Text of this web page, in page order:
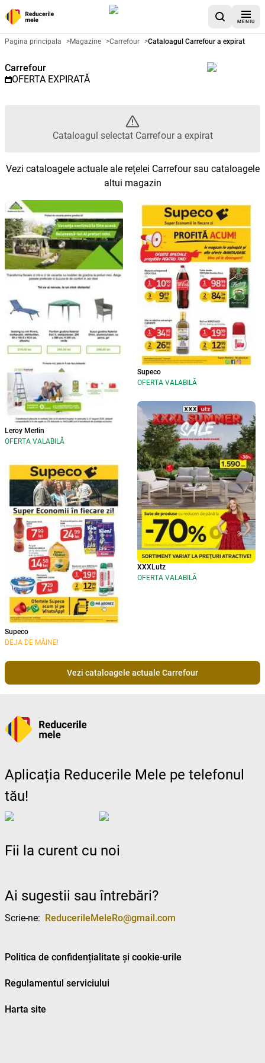
MENIU
Catalog promoțional Carrefour
Pagina principala >Magazine >Carrefour >Cataloagul Carrefour a expirat
Carrefour
OFERTA EXPIRATĂ
Cataloagul selectat Carrefour a expirat
Vezi cataloagele actuale ale rețelei Carrefour sau cataloagele
altui magazin
Leroy Merlin
OFERTA VALABILĂ
Supeco
DEJA DE MÂINE!
Supeco
OFERTA VALABILĂ
XXXLutz
OFERTA VALABILĂ
Vezi cataloagele actuale Carrefour
Aplicația Reducerile Mele pe telefonul
tău!
Fii la curent cu noi
Ai sugestii sau întrebări?
Scrie-ne: ReducerileMeleRo@gmail.com
Politica de confidențialitate și cookie-urile
Regulamentul serviciului
Harta site